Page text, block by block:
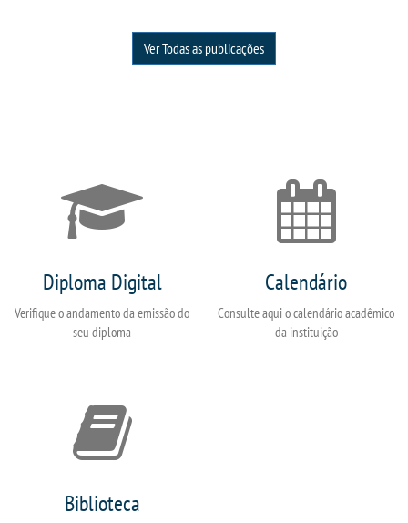
Ver Todas as publicações
Diploma Digital
Verifique o andamento da emissão do
seu diploma
Calendário
Consulte aqui o calendário acadêmico
da instituição
Biblioteca